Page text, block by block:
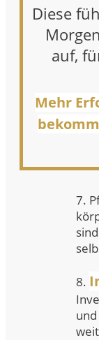
Diese
auf,
Mehr
7.
8.